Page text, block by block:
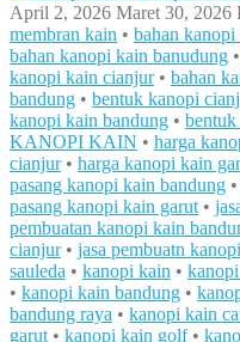
April 2, 2026 Maret 30, 2026
membran kain • bahan kanopi
bahan kanopi kain banudung •
kanopi kain cianjur• bahan
bandung • bentuk kanopi
kanopi kain bandung •
KANOPI KAIN • harga
cianjur• harga kanopi kain
pasang kanopi kain bandung •
pasang kanopi kain garut •
pembuatan kanopi kain
cianjur• jasa pembuatn
sauleda • kanopi kain •
• kanopi kain bandung •
bandung raya • kanopi kain
garut • kanopi kain golf•